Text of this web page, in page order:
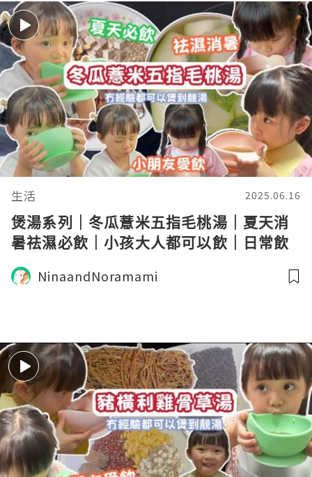
生活 2025.06.16
煲湯系列｜冬瓜薏米五指毛桃湯｜夏天消
暑祛濕必飲｜小孩大人都可以飲｜日常飲
用湯水
NinaandNoramami